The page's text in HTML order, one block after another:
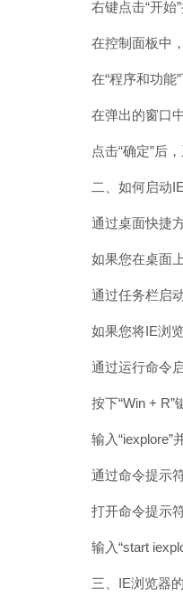
右键点击“开始”
在控制面板中，
在“程序和功能”
在弹出的窗口中
点击“确定”后，
二、如何启动IE
通过桌面快捷方
如果您在桌面上
通过任务栏启动
如果您将IE浏览
通过运行命令启
按下“Win + R”
输入“iexplore”并
通过命令提示符
打开命令提示符
输入“start
三、IE浏览器的